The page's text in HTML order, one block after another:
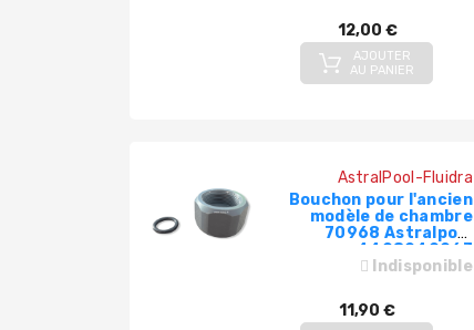
12,00 €
AJOUTER
AU PANIER
AstralPool-Fluidra
Bouchon pour l'ancien
modèle de chambre
70968 Astralpool
4408040067
Indisponible
11,90 €